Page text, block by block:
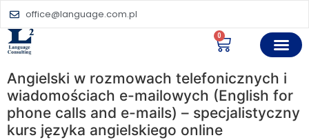
office@language.com.pl
0
Angielski w rozmowach telefonicznych i
wiadomościach e-mailowych (English for
phone calls and e-mails) – specjalistyczny
kurs języka angielskiego online